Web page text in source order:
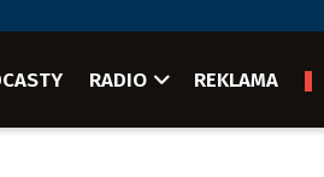
RADIO REKLAMA